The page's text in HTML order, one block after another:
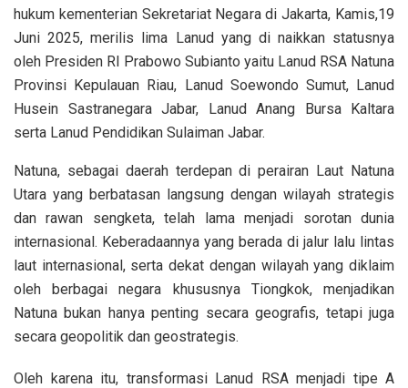
hukum kementerian Sekretariat Negara di Jakarta, Kamis,19
Juni 2025, merilis lima Lanud yang di naikkan statusnya
oleh Presiden RI Prabowo Subianto yaitu Lanud RSA Natuna
Provinsi Kepulauan Riau, Lanud Soewondo Sumut, Lanud
Husein Sastranegara Jabar, Lanud Anang Bursa Kaltara
serta Lanud Pendidikan Sulaiman Jabar.
Natuna, sebagai daerah terdepan di perairan Laut Natuna
Utara yang berbatasan langsung dengan wilayah strategis
dan rawan sengketa, telah lama menjadi sorotan dunia
internasional. Keberadaannya yang berada di jalur lalu lintas
laut internasional, serta dekat dengan wilayah yang diklaim
oleh berbagai negara khususnya Tiongkok, menjadikan
Natuna bukan hanya penting secara geografis, tetapi juga
secara geopolitik dan geostrategis.
Oleh karena itu, transformasi Lanud RSA menjadi tipe A